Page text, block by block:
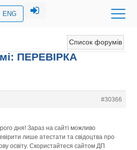
ENG
Список форумів
ПЕРЕВIРКА
#30366
дня! Зараз на сайті можливо
лише атестати та свідоцтва про
освіту. Скористайтеся сайтом ДП